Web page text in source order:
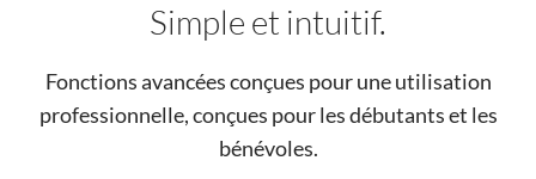
Simple et intuitif.
Fonctions avancées conçues pour une utilisation
professionnelle, conçues pour les débutants et les
bénévoles.